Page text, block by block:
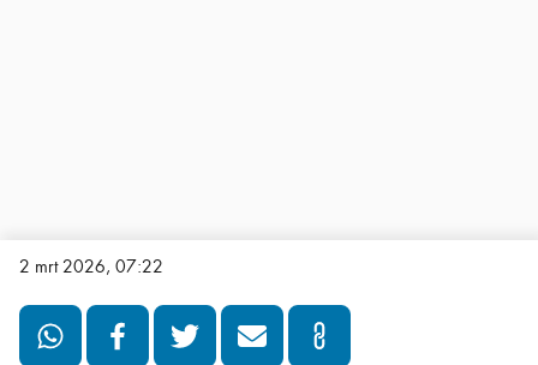
2 mrt 2026, 07:22